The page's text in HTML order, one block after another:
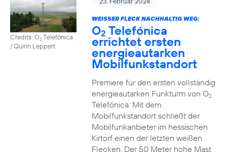
Credits: O2Telefónica
/ Quirin Leppert
WEISSER FLECK NACHHALTIG WEG:
O2 Telefónica
errichtet ersten
energieautarken
Mobilfunkstandort
Premiere für den ersten vollständig
energieautarken Funkturm von O2
Telefónica: Mit dem
Mobilfunkstandort schließt der
Mobilfunkanbieter im hessischen
Kirtorf einen der letzten weißen
Flecken. Der 50 Meter hohe Mast